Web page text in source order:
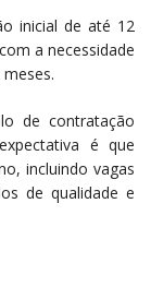
inicial de até 12
a necessidade
de contratação
é que
incluindo vagas
de qualidade e